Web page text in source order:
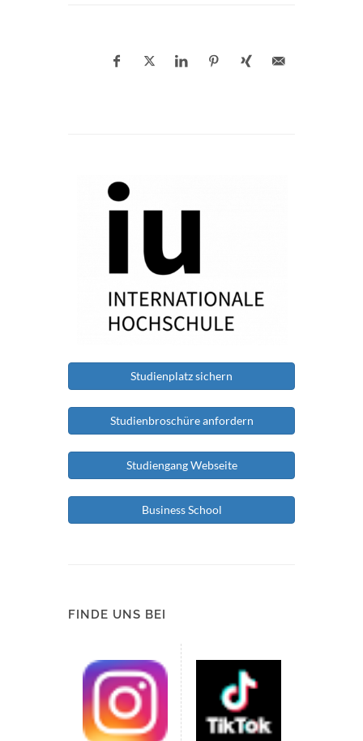
Studienplatz sichern
Studienbroschüre anfordern
Studiengang Webseite
Business School
FINDE UNS BEI